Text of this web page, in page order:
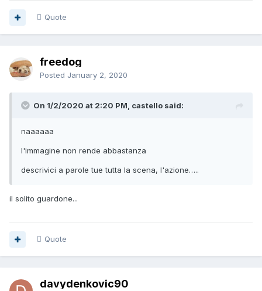
Quote
freedog
Posted January 2, 2020
On 1/2/2020 at 2:20 PM, castello said:
naaaaaa
l'immagine non rende abbastanza
descrivici a parole tue tutta la scena, l'azione…..
il solito guardone...
Quote
davydenkovic90